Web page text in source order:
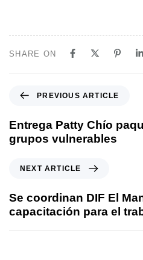
SHARE ON
PREVIOUS ARTICLE
Entrega Patty Chío
grupos vulnerables
NEXT ARTICLE
Se coordinan DIF El
capacitación para el